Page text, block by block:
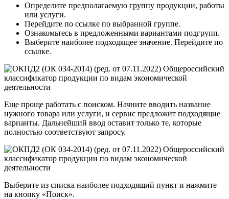
Определите предполагаемую группу продукции, работы
или услуги.
Перейдите по ссылке по выбранной группе.
Ознакомьтесь в предложенными вариантами подгрупп.
Выберите наиболее подходящее значение. Перейдите по
ссылке.
Еще проще работать с поиском. Начните вводить название
нужного товара или услуги, и сервис предложит подходящие
варианты. Дальнейший ввод оставит только те, которые
полностью соответствуют запросу.
Выберите из списка наиболее подходящий пункт и нажмите
на кнопку «Поиск».